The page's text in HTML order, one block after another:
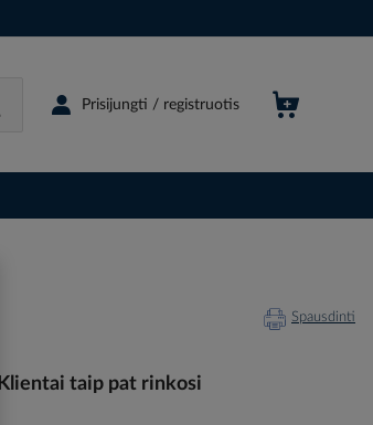
Prisijungti / registruotis
Spausdinti
Klientai taip pat rinkosi